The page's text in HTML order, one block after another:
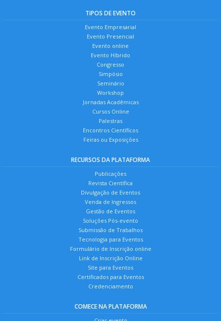
TIPOS DE EVENTO
Evento Empresarial
Evento Presencial
Evento online
Evento Híbrido
Congresso
Simpósio
Seminário
Workshop
Jornadas Acadêmicas
Cursos Online
Palestras
Encontros Científicos
Feiras ou Exposições
RECURSOS DA PLATAFORMA
Publicações
Revista Científica
Divulgação de Eventos
Venda de Ingressos
Gestão de Eventos
Soluções Pós-evento
Submissão de Trabalhos
Tecnologia para Eventos
Formulário de Inscrição online
Link de Inscrição Online
Site para Eventos
Certificados para Eventos
Credenciamento
COMECE NA PLATAFORMA